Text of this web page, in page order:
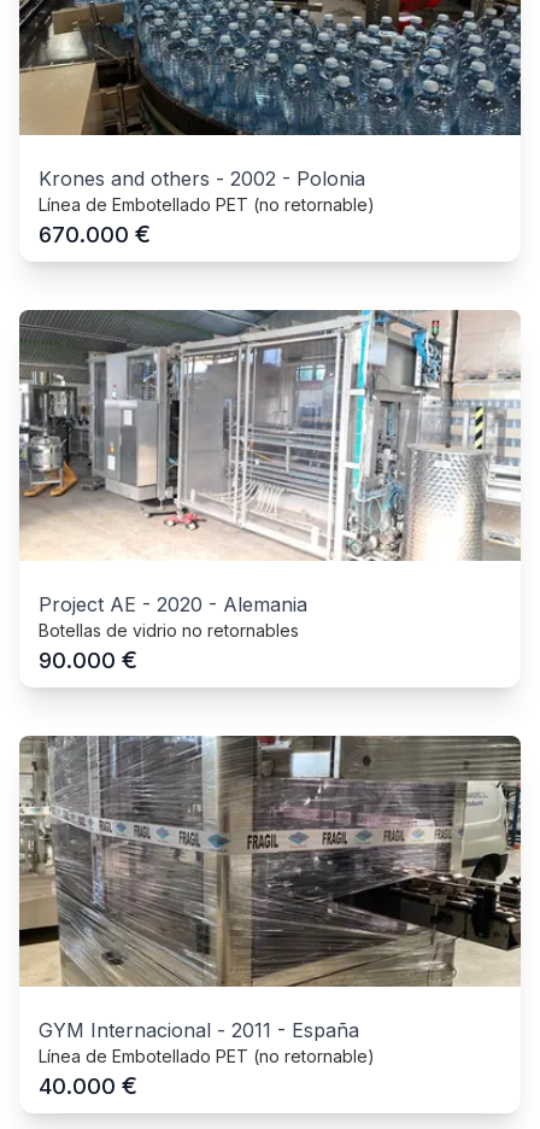
Krones and others - 2002 - Polonia
Línea de Embotellado PET (no retornable)
670.000 €
Project AE - 2020 - Alemania
Botellas de vidrio no retornables
90.000 €
GYM Internacional - 2011 - España
Línea de Embotellado PET (no retornable)
40.000 €